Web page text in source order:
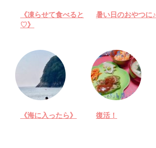
《凍らせて食べると
♡》
暑い日のおやつに♪
《海に入ったら》 復活！